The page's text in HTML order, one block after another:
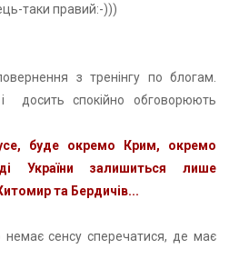
таки правий:-)))
з тренінгу по блогам.
досить спокійно обговорюють
буде окремо Крим, окремо
України залишиться лише
та Бердичів...
немає сенсу сперечатися, де має